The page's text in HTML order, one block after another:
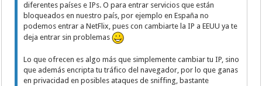
diferentes países e IPs. O para entrar servicios que están
bloqueados en nuestro país, por ejemplo en España no
podemos entrar a NetFlix, pues con cambiarte la IP a EEUU ya te
deja entrar sin problemas
Lo que ofrecen es algo más que simplemente cambiar tu IP, sino
que además encripta tu tráfico del navegador, por lo que ganas
en privacidad en posibles ataques de sniffing, bastante